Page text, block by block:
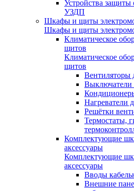
Устройства защиты
УЗДП
Шкафы и щиты
Шкафы и щиты
Климатическое
щитов
Климатическое
щитов
Вентиляторы
Выключатели
Нагреватели
Решётки
Термостаты,
Комплектующие
аксессуары
Комплектующие
аксессуары
Вводы
Внешние